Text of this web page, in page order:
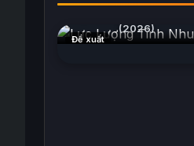
Đề xuất
(2026)